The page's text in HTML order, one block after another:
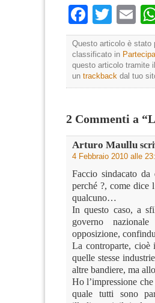
Questo articolo è stato
classificato in
questo articolo tramite
un trackback dal tuo
2 Commenti a
Arturo Maullu
4 Febbraio 2010 alle
Faccio sindacato
perché ?, come dice
qualcuno…
In questo caso, a
governo
opposizione,
La controparte,
quelle stesse
altre bandiere, ma
Ho l’impressione
quale tutti sono